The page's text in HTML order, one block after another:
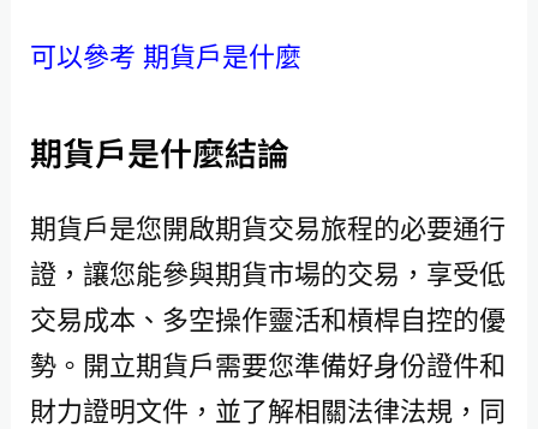
可以參考 期貨戶是什麼
期貨戶是什麼結論
期貨戶是您開啟期貨交易旅程的必要通行
證，讓您能參與期貨市場的交易，享受低
交易成本、多空操作靈活和槓桿自控的優
勢。開立期貨戶需要您準備好身份證件和
財力證明文件，並了解相關法律法規，同